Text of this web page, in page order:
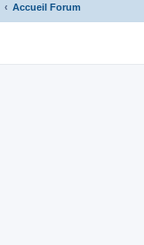
Accueil Forum